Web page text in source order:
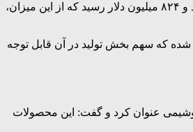
مدیرکل صنعت، معدن و تجارت استان فارس، با ارائه گزارشی از عملکرد صادراتی استان اظهار کرد: در سال ۱۴۰۴، ارزش صادرات کالاهای تولیدی استان به ۲ میلیارد و ۸۲۴ میلیون دلار رسید که از این میزان،
و تجارت افزود: در سال گذشته ۸۹۰ فقره ثبت سفارش به ارزش یک میلیارد و ۵۸۹ میلیون دلار انجام شده که سهم بخش تولید در آن قابل توجه
عنوان کرد و گفت: این محصولات